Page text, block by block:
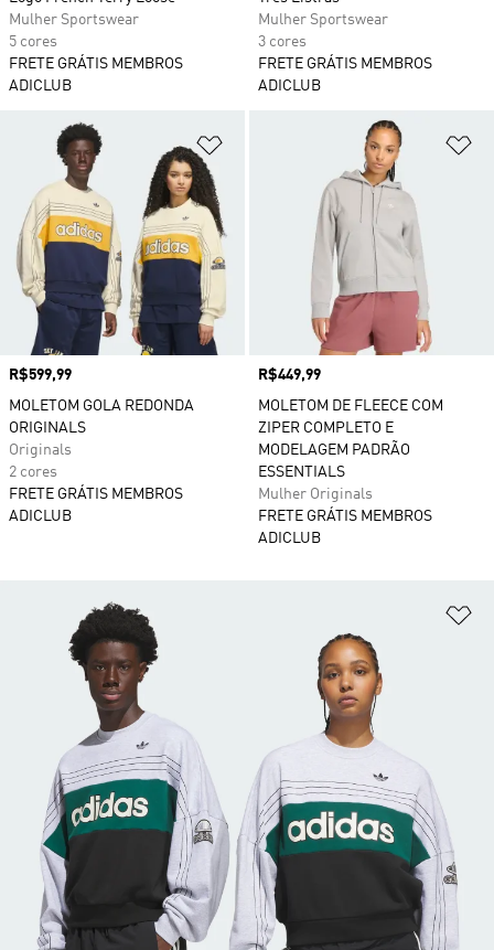
Mulher Sportswear
5 cores
FRETE GRÁTIS MEMBROS
ADICLUB
Mulher Sportswear
3 cores
FRETE GRÁTIS MEMBROS
ADICLUB
Adicionar à Lista de Desejos
Preço
R$599,99
MOLETOM GOLA REDONDA
ORIGINALS
Originals
2 cores
FRETE GRÁTIS MEMBROS
ADICLUB
Preço
R$449,99
MOLETOM DE FLEECE COM
ZIPER COMPLETO E
MODELAGEM PADRÃO
ESSENTIALS
Mulher Originals
FRETE GRÁTIS MEMBROS
ADICLUB